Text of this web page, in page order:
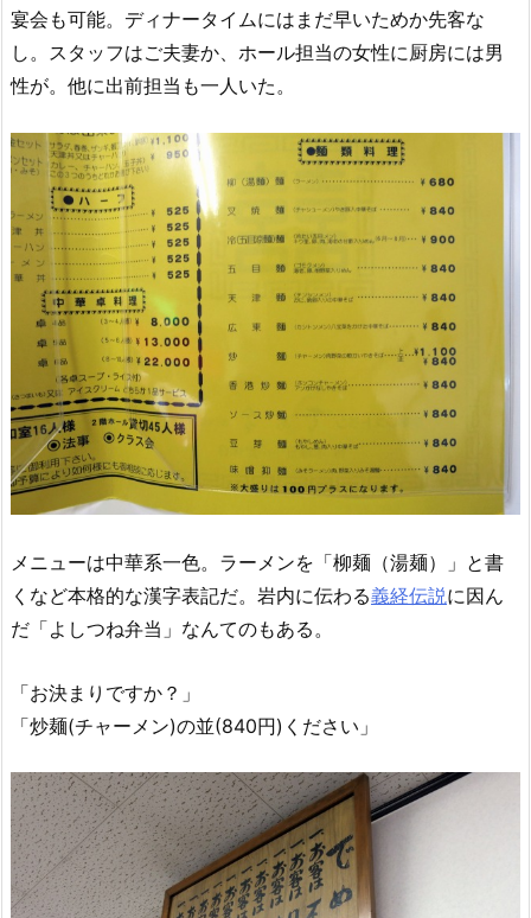
宴会も可能。ディナータイムにはまだ早いためか先客な
し。スタッフはご夫妻か、ホール担当の女性に厨房には男
性が。他に出前担当も一人いた。
メニューは中華系一色。ラーメンを「柳麺（湯麺）」と書
くなど本格的な漢字表記だ。岩内に伝わる義経伝説に因ん
だ「よしつね弁当」なんてのもある。
「お決まりですか？」
「炒麺(チャーメン)の並(840円)ください」